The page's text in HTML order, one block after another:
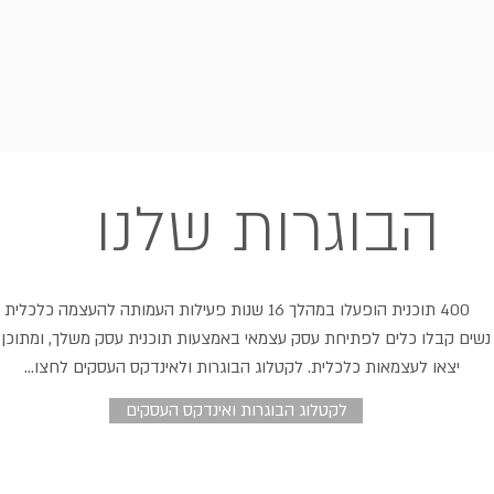
הבוגרות שלנו
כ-5,000 נשים קבלו כלים לפתיחת עסק עצמאי באמצעות תוכנית עסק משלך,
יצאו לעצמאות כלכלית. לקטלוג הבוגרות ולאינדקס העסקים לחצו...
לקטלוג הבוגרות ואינדקס העסקים